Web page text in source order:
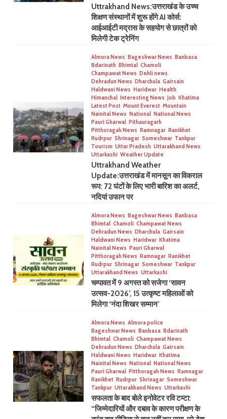
Uttrakhand News:उत्तराखंड के उच्च
शिक्षण संस्थानों में शुरू होंगे AI कोर्स:
आईआईटी मद्रास के सहयोग से छात्रों को
मिलेगी टेक ट्रेनिंग
Almora News Bageshwar News Banbasa
Bdarinath Bhimtal Chamoli
Champawat News Dehli news
Dehradun News Dharchula Gairsain
Haldwani News Haridwar Health
Himanchal Interesting News Job Khatima
Latest Post Mount Everest Mountain
Nainital News National National News
Pauri Gharwal Pithauragarh
Pitthoragah News Ramnagar Ranikhet
Rudrpur Shrinagar Someshwar Tankpur
Tourism Uttar Pradesh Uttarakhand News
Uttarkashi Weather Update
Uttrakhand Weather
Update:उत्तराखंड में मानसून का विकराल
रूप: 72 घंटों के लिए भारी बारिश का अलर्ट,
नदियां उफान पर
Almora News Bageshwar News Banbasa
Bhimtal Chamoli Champawat News
Dehradun News Dharchula Gairsain
Haldwani News Haridwar Khatima
Nainital News Pauri Gharwal
Pitthoragah News Ramnagar Ranikhet
Rudrpur Shrinagar Someshwar Tankpur
Uttarakhand News Uttarkashi
चम्पावत में 9 अगस्त को सजेगा ‘सावन
उत्सव-2026’, 15 उत्कृष्ट महिलाओं को
मिलेगा ‘नंदा शिखर सम्मान’
Almora News Almora police
Bageshwar News Banbasa Bdarinath
Bhimtal Chamoli Champawat News
Dehradun News Dharchula Gairsain
Haldwani News Haridwar Khatima
Nainital News National National News
Pauri Gharwal Pitthoragah News Ramnagar
Ranikhet Rudrpur Shrinagar Someshwar
Tankpur Uttarakhand News Uttarkashi
सफलता के बाद बोले इनोवेटर रवि टम्टा:
“जिम्मेदारियों और दबाव के कारण परीक्षण के